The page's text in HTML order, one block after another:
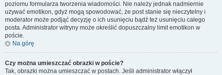
poziomu formularza tworzenia wiadomości. Nie należy jednak nadmiernie
używać emotikon, gdyż mogą spowodować, że post stanie się nieczytelny i
moderator może podjąć decyzję o ich usunięciu bądź też usunięciu całego
posta. Administrator witryny może określić dopuszczalny limit emotikon w
poście.
Na górę
Czy można umieszczać obrazki w poście?
Tak, obrazki można umieszczać w postach. Jeśli administrator włączył